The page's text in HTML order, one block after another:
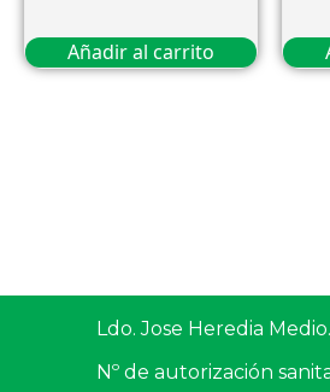
Añadir al carrito
Ldo. Jose Heredia
Nº de autorización